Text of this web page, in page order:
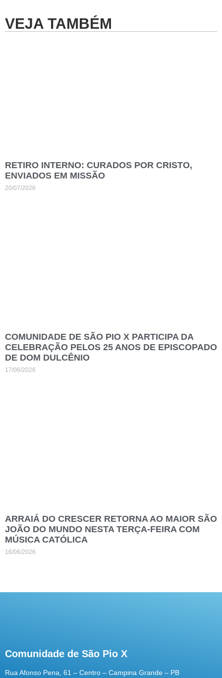
VEJA TAMBÉM
RETIRO INTERNO: CURADOS POR CRISTO,
ENVIADOS EM MISSÃO
20/07/2026
COMUNIDADE DE SÃO PIO X PARTICIPA DA
CELEBRAÇÃO PELOS 25 ANOS DE EPISCOPADO
DE DOM DULCÊNIO
17/06/2026
ARRAIÁ DO CRESCER RETORNA AO MAIOR SÃO
JOÃO DO MUNDO NESTA TERÇA-FEIRA COM
MÚSICA CATÓLICA
16/06/2026
Comunidade de São Pio X
Rua Afonso Pena, 61 – Centro – Campina Grande – PB